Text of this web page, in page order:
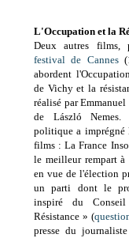
L'Occupation et la
Deux autres films,
festival de Cannes
abordent
de Vichy et la
réalisé par
de László
politique a imprégné
films : La France
le meilleur rempart à
en vue de l'élection
un parti dont le
inspiré du
Résistance » (
presse du